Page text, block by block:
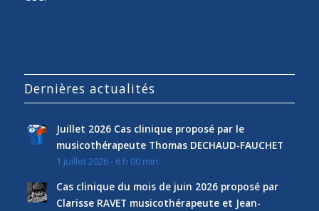
Dernières actualités
Juillet 2026 Cas clinique proposé par le
musicothérapeute Thomas DECHAUD-FAUCHET
1 juillet 2026 - 6 h 00 min
Cas clinique du mois de juin 2026 proposé par
Clarisse RAVET musicothérapeute et Jean-